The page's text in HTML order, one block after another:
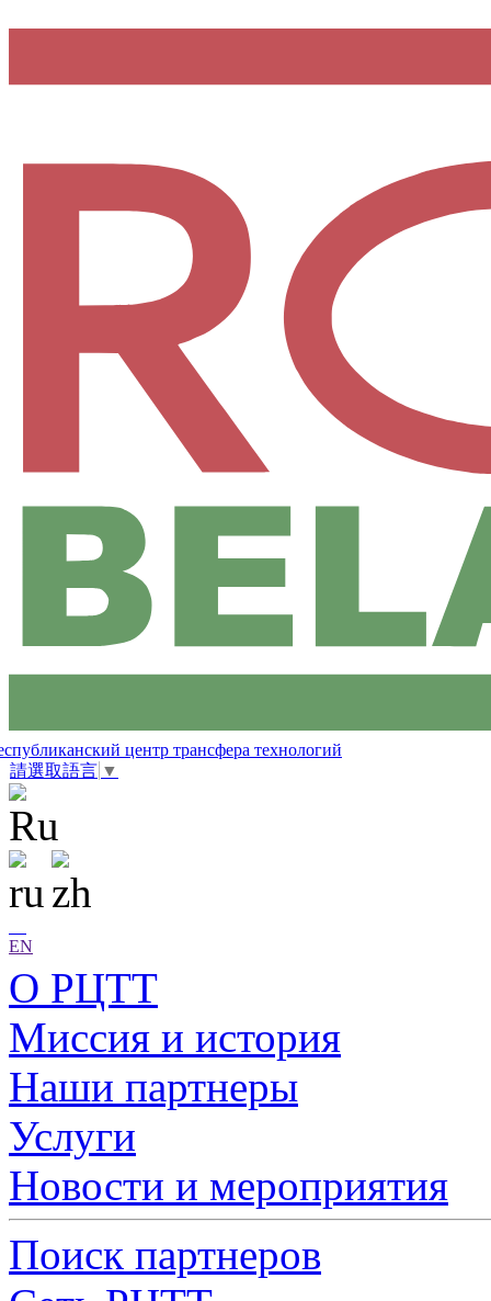
центр трансфера технологий
請選取語言 ▼
EN
О РЦТТ
Миссия и история
Наши партнеры
Услуги
Новости и мероприятия
Поиск партнеров